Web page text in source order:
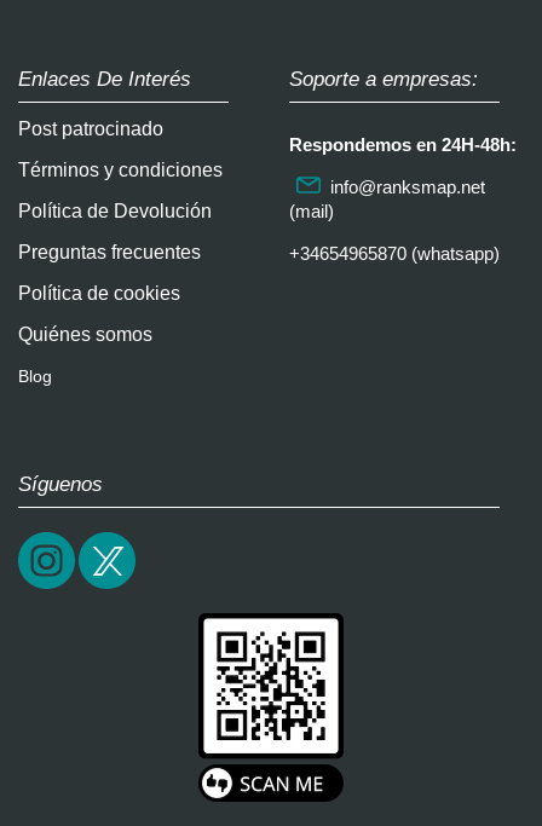
Enlaces De Interés
Post patrocinado
Términos y condiciones
Política de Devolución
Preguntas frecuentes
Política de cookies
Quiénes somos
Blog
Soporte a empresas:
Respondemos en 24H-48h:
info@ranksmap.net
(mail)
+34654965870 (whatsapp)
Síguenos